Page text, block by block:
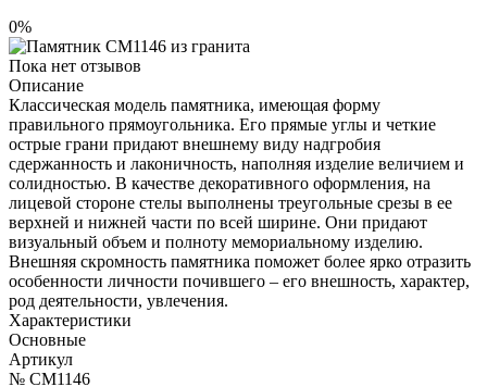
0%
Пока нет отзывов
Описание
Классическая модель памятника, имеющая форму
правильного прямоугольника. Его прямые углы и четкие
острые грани придают внешнему виду надгробия
сдержанность и лаконичность, наполняя изделие величием и
солидностью. В качестве декоративного оформления, на
лицевой стороне стелы выполнены треугольные срезы в ее
верхней и нижней части по всей ширине. Они придают
визуальный объем и полноту мемориальному изделию.
Внешняя скромность памятника поможет более ярко отразить
особенности личности почившего – его внешность, характер,
род деятельности, увлечения.
Характеристики
Основные
Артикул
№ CM1146